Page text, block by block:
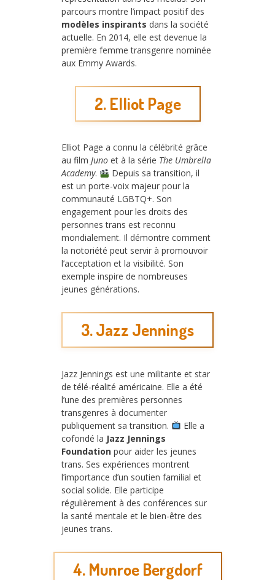
parcours montre l’impact positif des
modèles inspirants dans la société
actuelle. En 2014, elle est devenue la
première femme transgenre nominée
aux Emmy Awards.
2. Elliot Page
Elliot Page a connu la célébrité grâce
au film Juno et à la série The Umbrella
Academy.
Depuis sa transition, il
est un porte-voix majeur pour la
communauté LGBTQ+. Son
engagement pour les droits des
personnes trans est reconnu
mondialement. Il démontre comment
la notoriété peut servir à promouvoir
l’acceptation et la visibilité. Son
exemple inspire de nombreuses
jeunes générations.
3. Jazz Jennings
Jazz Jennings est une militante et star
de télé-réalité américaine. Elle a été
l’une des premières personnes
transgenres à documenter
publiquement sa transition.
Elle a
cofondé la Jazz Jennings
Foundation pour aider les jeunes
trans. Ses expériences montrent
l’importance d’un soutien familial et
social solide. Elle participe
régulièrement à des conférences sur
la santé mentale et le bien-être des
jeunes trans.
4. Munroe Bergdorf